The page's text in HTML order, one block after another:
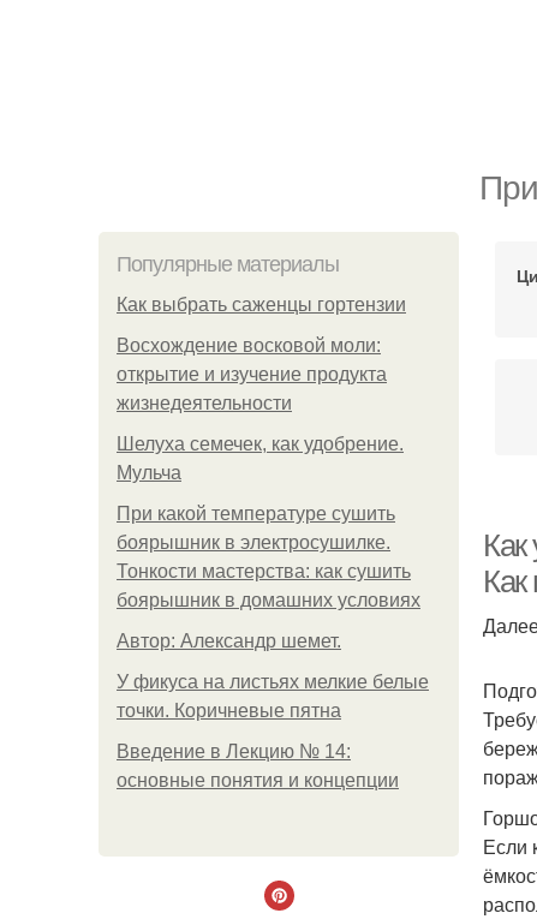
Популярные материалы
Как выбрать саженцы гортензии
Восхождение восковой моли:
открытие и изучение продукта
жизнедеятельности
Шелуха семечек, как удобрение.
Мульча
При какой температуре сушить
боярышник в электросушилке.
Тонкости мастерства: как сушить
боярышник в домашних условиях
Автор: Александр шемет.
У фикуса на листьях мелкие белые
точки. Коричневые пятна
Введение в Лекцию № 14:
основные понятия и концепции
Как
Если